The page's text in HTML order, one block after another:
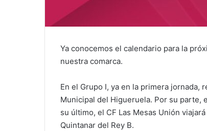
Ya conocemos el calendario para la
nuestra comarca.
En el Grupo I, ya en la primera
Municipal del Higueruela. Por su parte,
su último, el CF Las Mesas Unión
Quintanar del Rey B.